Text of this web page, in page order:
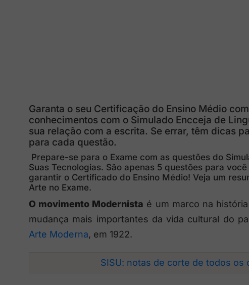
Garanta o seu Certificação do Ensino Médio
conhecimentos com o Simulado Encceja de
sua relação com a escrita. Se errar, têm dicas
para cada questão.
Prepare-se para o Exame com as questões do
Suas Tecnologias. São apenas 5 questões para
garantir o Certificado do Ensino Médio! Veja um
Arte no Exame.
O movimento Modernista é um marco na
mudança mais importantes da vida cultural do
Arte Moderna, em 1922.
SISU: notas de corte de todos os